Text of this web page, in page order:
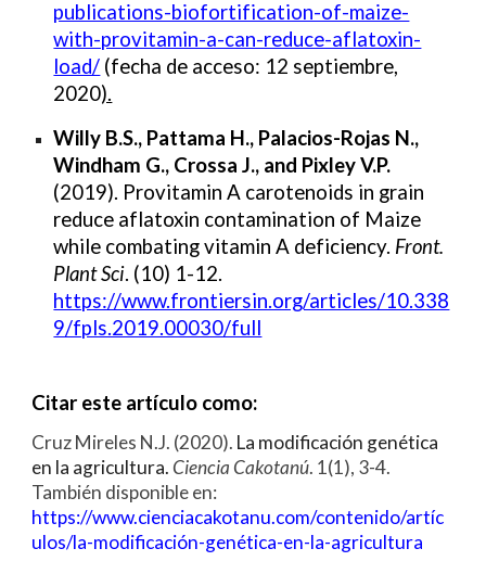
publications-biofortification-of-maize-
with-provitamin-a-can-reduce-aflatoxin-
load/ (fecha de acceso: 12 septiembre,
2020).
Willy B.S., Pattama H., Palacios-Rojas N.,
Windham G., Crossa J., and Pixley V.P.
(2019). Provitamin A carotenoids in grain
reduce aflatoxin contamination of Maize
while combatingvitamin A deficiency. Front.
Plant Sci. (10) 1-12.
https://www.frontiersin.org/articles/10.338
9/fpls.2019.00030/full
Citar este artículo como:
Cruz Mireles N.J. (2020). La modificación genética
en la agricultura. Ciencia Cakotanú. 1(1), 3-4.
También disponible en:
https://www.cienciacakotanu.com/contenido/artíc
ulos/la-modificación-genética-en-la-agricultura